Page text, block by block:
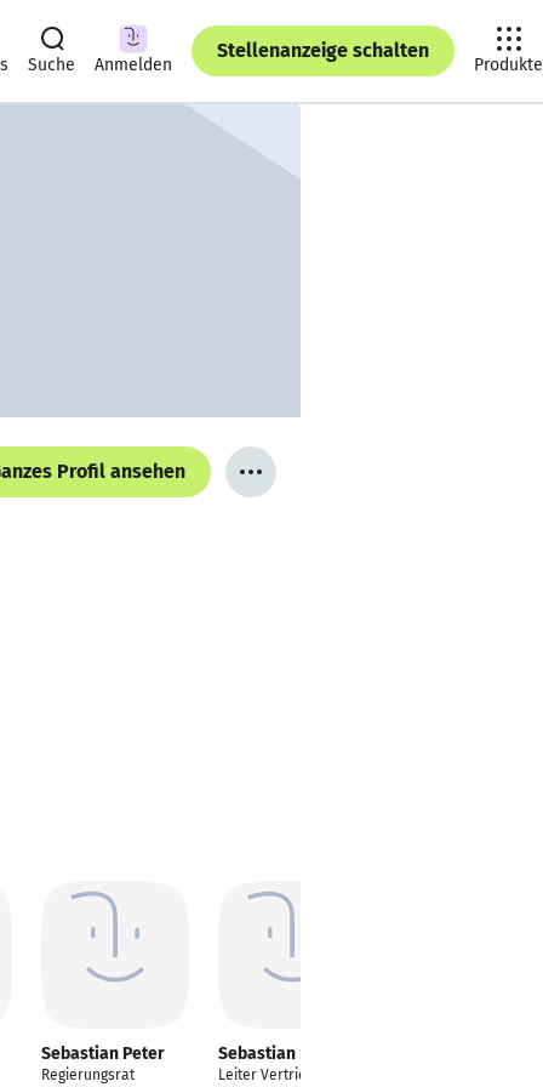
Suche Anmelden
Stellenanzeige schalten
Produkte
Profil ansehen
Sebastian Peter
Regierungsrat
Sebastian Peter
Leiter Vertrieb